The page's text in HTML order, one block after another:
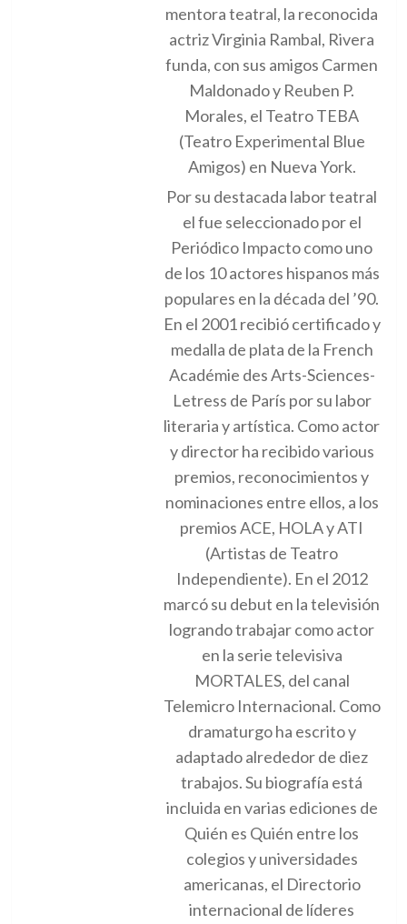
mentora teatral, la reconocida
actriz Virginia Rambal, Rivera
funda, con sus amigos Carmen
Maldonado y Reuben P.
Morales, el Teatro TEBA
(Teatro Experimental Blue
Amigos) en Nueva York.
Por su destacada labor teatral
el fue seleccionado por el
Periódico Impacto como uno
de los 10 actores hispanos más
populares en la década del ’90.
En el 2001 recibió certificado y
medalla de plata de la French
Académie des Arts-Sciences-
Letress de París por su labor
literaria y artística. Como actor
y director ha recibido various
premios, reconocimientos y
nominaciones entre ellos, a los
premios ACE, HOLA y ATI
(Artistas de Teatro
Independiente). En el 2012
marcó su debut en la televisión
logrando trabajar como actor
en la serie televisiva
MORTALES, del canal
Telemicro Internacional. Como
dramaturgo ha escrito y
adaptado alrededor de diez
trabajos. Su biografía está
incluida en varias ediciones de
Quién es Quién entre los
colegios y universidades
americanas, el Directorio
internacional de líderes